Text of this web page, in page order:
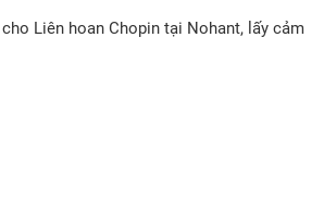
Liên hoan Chopin tại Nohant, lấy cảm